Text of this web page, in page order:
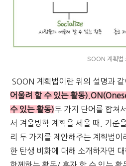
SOON 계획법
SOON 계획법이란 위의 설명과 같
어울려 할 수 있는 활동)
수 있는 활동)두 가지 단어를 합쳐
서 겨울방학 계획을 세울 때, 기준
리 두 가지를 제안해주는 계획법
한 탄생 비화에 대해 소개하자면